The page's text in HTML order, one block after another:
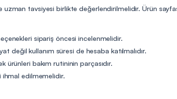
uzman tavsiyesi birlikte değerlendirilmelidir. Ürün
sipariş öncesi incelenmelidir.
değil kullanım süresi de hesaba katılmalıdır.
ürünleri bakım rutininin parçasıdır.
ihmal edilmemelidir.